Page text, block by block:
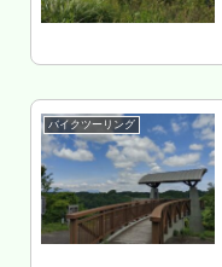
バイクツーリング